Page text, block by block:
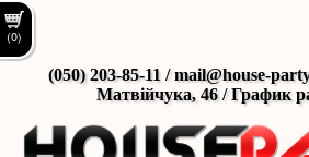
(0)
(050) 203-85-11 / mail@house-
Матвійчука, 46 / График